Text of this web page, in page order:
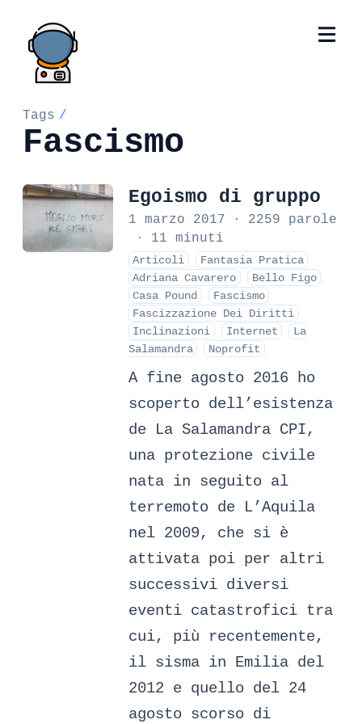
Tags /
Fascismo
Egoismo di gruppo
1 marzo 2017 ·
2259 parole
·
11 minuti
Articoli
Fantasia Pratica
Adriana Cavarero
Bello Figo
Casa Pound
Fascismo
Fascizzazione Dei Diritti
Inclinazioni
Internet
La
Salamandra
Noprofit
A fine agosto 2016 ho
scoperto dell’esistenza
de La Salamandra CPI,
una protezione civile
nata in seguito al
terremoto de L’Aquila
nel 2009, che si è
attivata poi per altri
successivi diversi
eventi catastrofici tra
cui, più recentemente,
il sisma in Emilia del
2012 e quello del 24
agosto scorso di